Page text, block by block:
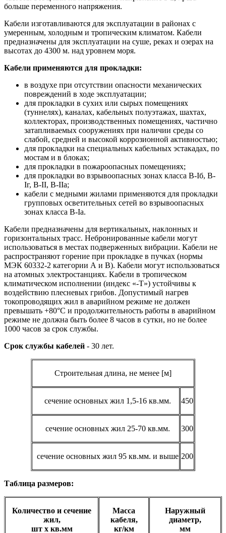
больше переменного напряжения.
Кабели изготавливаются для эксплуатации в районах с
умеренным, холодным и тропическим климатом. Кабели
предназначены для эксплуатации на суше, реках и озерах на
высотах до 4300 м. над уровнем моря.
Кабели применяются для прокладки:
в воздухе при отсутствии опасности механических
повреждений в ходе эксплуатации;
для прокладки в сухих или сырых помещениях
(туннелях), каналах, кабельных полуэтажах, шахтах,
коллекторах, производственных помещениях, частично
затапливаемых сооружениях при наличии среды со
слабой, средней и высокой коррозионной активностью;
для прокладки на специальных кабельных эстакадах, по
мостам и в блоках;
для прокладки в пожароопасных помещениях;
для прокладки во взрывоопасных зонах класса B-Iб, B-
Iг, В-II, В-IIа;
кабели с медными жилами применяются для прокладки
групповых осветительных сетей во взрывоопасных
зонах класса В-Iа.
Кабели предназначены для вертикальных, наклонных и
горизонтальных трасс. Небронированные кабели могут
использоваться в местах подверженных вибрации. Кабели не
распространяют горение при прокладке в пучках (нормы
МЭК 60332-2 категории А и В). Кабели могут использоваться
на атомных электростанциях. Кабели в тропическом
климатическом исполнении (индекс «-Т») устойчивы к
воздействию плесневых грибов. Допустимый нагрев
токопроводящих жил в аварийном режиме не должен
превышать +80°С и продолжительность работы в аварийном
режиме не должна быть более 8 часов в сутки, но не более
1000 часов за срок службы.
Срок службы кабелей - 30 лет.
Строительная длина, не менее [м]
сечение основных жил 1,5-16 кв.мм. 450
сечение основных жил 25-70 кв.мм. 300
сечение основных жил 95 кв.мм. и выше 200
Таблица размеров:
Количество и сечение
жил,
шт х кв.мм
Масса
кабеля,
кг/км
Наружный
диаметр,
мм